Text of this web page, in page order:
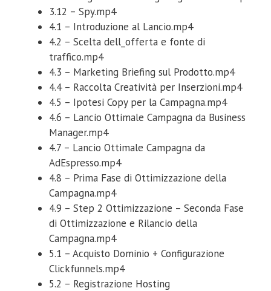
3.12 – Spy.mp4
4.1 – Introduzione al Lancio.mp4
4.2 – Scelta dell_offerta e fonte di
traffico.mp4
4.3 – Marketing Briefing sul Prodotto.mp4
4.4 – Raccolta Creatività per Inserzioni.mp4
4.5 – Ipotesi Copy per la Campagna.mp4
4.6 – Lancio Ottimale Campagna da Business
Manager.mp4
4.7 – Lancio Ottimale Campagna da
AdEspresso.mp4
4.8 – Prima Fase di Ottimizzazione della
Campagna.mp4
4.9 – Step 2 Ottimizzazione – Seconda Fase
di Ottimizzazione e Rilancio della
Campagna.mp4
5.1 – Acquisto Dominio + Configurazione
Clickfunnels.mp4
5.2 – Registrazione Hosting